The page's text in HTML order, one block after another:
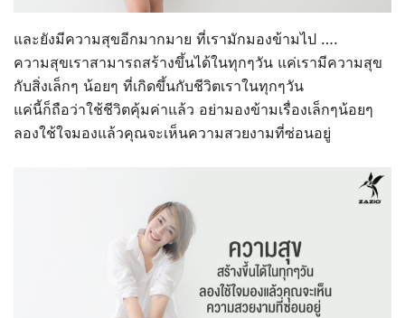
และยังมีความสุขอีกมากมาย ที่เรามักมองข้ามไป ….
ความสุขเราสามารถสร้างขึ้นได้ในทุกๆวัน แค่เรามีความสุข
กับสิ่งเล็กๆ น้อยๆ ที่เกิดขึ้นกับชีวิตเราในทุกๆวัน
แค่นี้ก็ถือว่าใช้ชีวิตคุ้มค่าแล้ว อย่ามองข้ามเรื่องเล็กๆน้อยๆ
ลองใช้ใจมองแล้วคุณจะเห็นความสวยงามที่ซ่อนอยู่